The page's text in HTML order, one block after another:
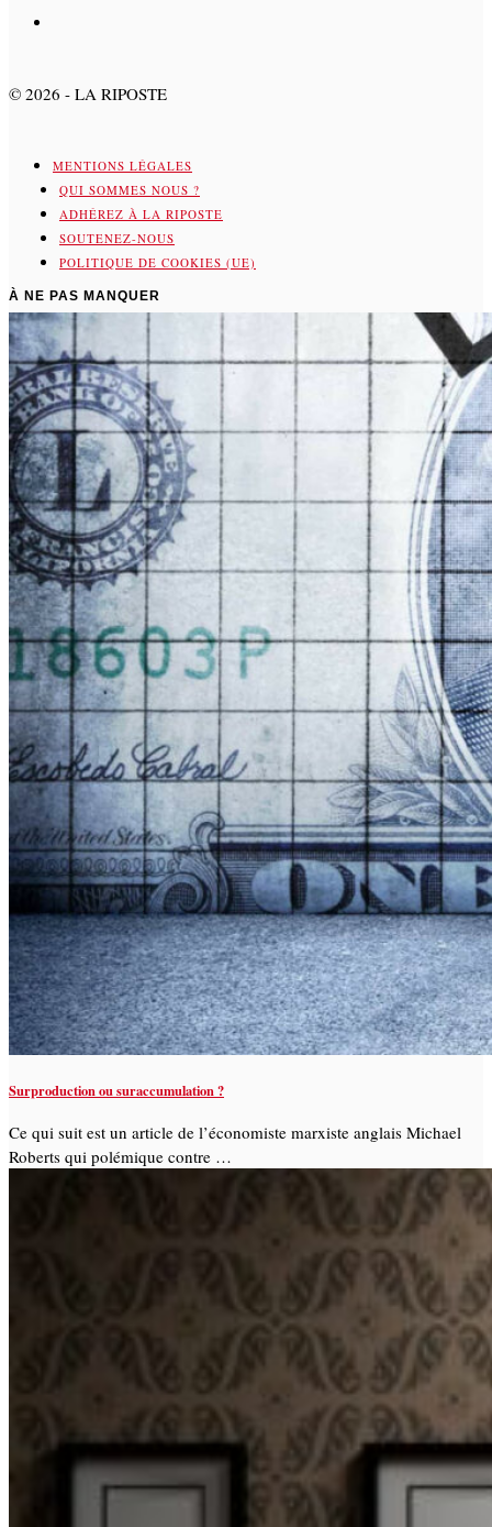
© 2026 - LA RIPOSTE
MENTIONS LÉGALES
QUI SOMMES NOUS ?
ADHÉREZ À LA RIPOSTE
SOUTENEZ-NOUS
POLITIQUE DE COOKIES (UE)
À NE PAS MANQUER
Surproduction ou suraccumulation ?
Ce qui suit est un article de l’économiste marxiste anglais Michael
Roberts qui polémique contre …